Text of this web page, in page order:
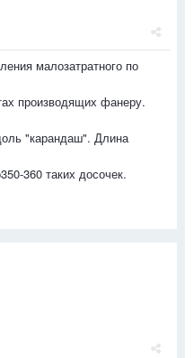
малозатратного по
производящих фанеру.
"карандаш". Длина
360 таких досочек.